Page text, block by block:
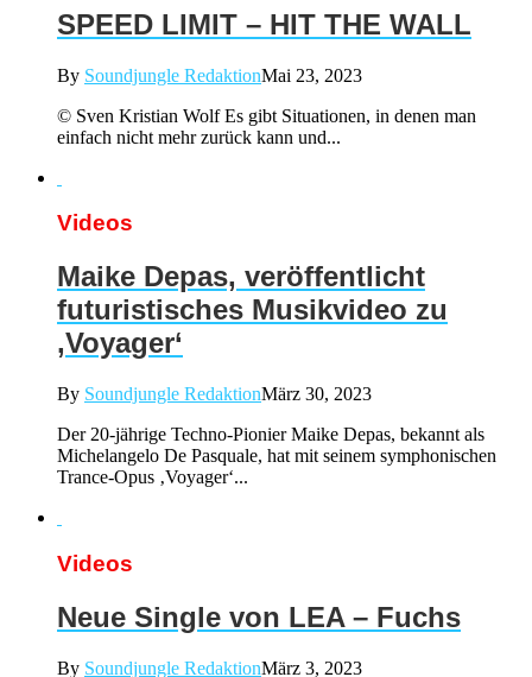
SPEED LIMIT – HIT THE WALL
By Soundjungle RedaktionMai 23, 2023
© Sven Kristian Wolf Es gibt Situationen, in denen man
einfach nicht mehr zurück kann und...
Videos
Maike Depas, veröffentlicht
futuristisches Musikvideo zu
‚Voyager‘
By Soundjungle RedaktionMärz 30, 2023
Der 20-jährige Techno-Pionier Maike Depas, bekannt als
Michelangelo De Pasquale, hat mit seinem symphonischen
Trance-Opus ‚Voyager‘...
Videos
Neue Single von LEA – Fuchs
By Soundjungle RedaktionMärz 3, 2023